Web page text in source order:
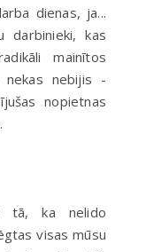
dienas, ja...
darbinieki, kas
mainītos
nebijis -
nopietnas
tā, ka nelido
visas mūsu